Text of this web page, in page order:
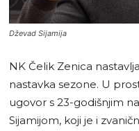
Dževad Sijamija
NK Čelik Zenica
nastavka sezone. U
ugovor s 23-godišnjim
Sijamijom, koji je i